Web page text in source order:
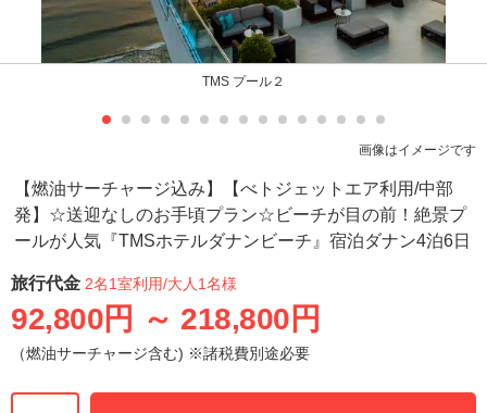
TMS プール２
画像はイメージです
【燃油サーチャージ込み】【べトジェットエア利用/中部
発】☆送迎なしのお手頃プラン☆ビーチが目の前！絶景プ
ールが人気『TMSホテルダナンビーチ』宿泊ダナン4泊6日
旅行代金 2名1室利用/大人1名様
92,800円 ～ 218,800円
（燃油サーチャージ含む) ※諸税費別途必要